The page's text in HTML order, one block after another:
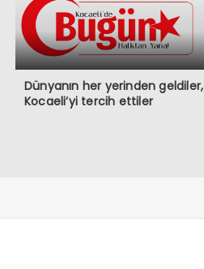
Dünyanın her yerinden geldiler,
Kocaeli’yi tercih ettiler